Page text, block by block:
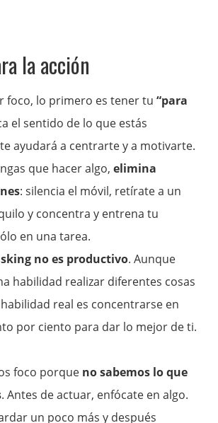
la acción
foco, lo primero es tener tu“para
el sentido de lo que estás
ayudará a centrarte y a motivarte.
que hacer algo,elimina
: silencia el móvil, retírate a un
y concentra y entrena tu
en una tarea.
no es productivo. Aunque
habilidad realizar diferentes cosas
habilidad real es concentrarse en
por ciento para dar lo mejor de ti.
foco porque no sabemos lo que
. Antes de actuar, enfócate en algo.
un poco más y después